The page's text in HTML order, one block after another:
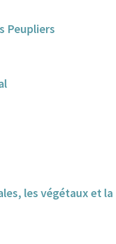
Peupliers
les végétaux et la